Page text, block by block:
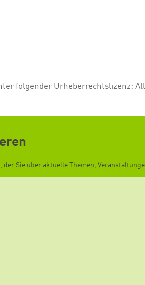
folgender Urheberrechtslizenz:
Sie über aktuelle Themen,